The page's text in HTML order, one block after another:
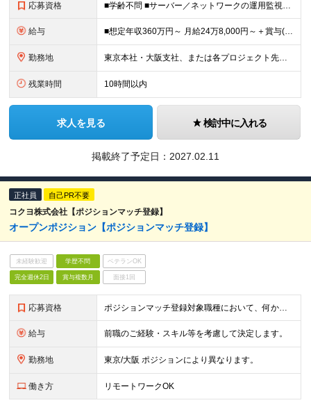
応募資格 ■学齢不問 ■サーバー／ネットワークの運用監視1年以上のご経験 【外国籍の方へ】 ※上記に加え、以下3点が必須となります。 ・設計2年以上 ・日本語能力試験（JLPT）N1の取得 ・日本国内の企業で
給与 ■想定年収360万円～ 月給24万8,000円～＋賞与(2回) ※試用期間6カ月間中の雇用形態に差異はございません。 ※固定残業代（21時間分/3万4,800円～）を含みます。超過分は別途支給いたし
勤務地 東京本社・大阪支社、または各プロジェクト先（1都3県、大阪府内）にて勤務となります。 ※勤務地は希望を考慮します。 ※転居を伴う転勤はありません。 ■東京勤務 東京本社または東京都・千葉県・埼玉県・
残業時間 10時間以内
求人を見る 検討中に入れる
掲載終了予定日： 2027.02.11
正社員 自己PR不要
コクヨ株式会社【ポジションマッチ登録】
オープンポジション【ポジションマッチ登録】
未経験歓迎 学歴不問 ベテランOK
完全週休2日 賞与複数月 面接1回
応募資格 ポジションマッチ登録対象職種において、何かしらの知識・経験を有する方 【活かせる経験・スキル】 ポジションマッチ登録対象職種に関連する知識・経験
給与 前職のご経験・スキル等を考慮して決定します。
勤務地 東京/大阪 ポジションにより異なります。
働き方 リモートワークOK